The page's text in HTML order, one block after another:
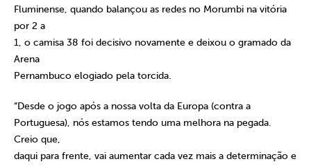
Fluminense, quando balançou as redes no Morumbi na vitória
por 2 a
1, o camisa 38 foi decisivo novamente e deixou o gramado da
Arena
Pernambuco elogiado pela torcida.
“Desde o jogo após a nossa volta da Europa (contra a
Portuguesa), nós estamos tendo uma melhora na pegada.
Creio que,
daqui para frente, vai aumentar cada vez mais a determinação e